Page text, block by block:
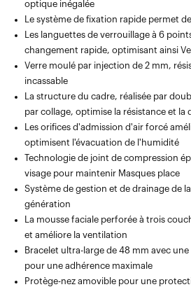
optique inégalée
Le système de fixation rapide permet
Les languettes de verrouillage à 6
changement rapide, optimisant ainsi
Verre moulé par injection de 2 mm,
incassable
La structure du cadre, réalisée par
par collage, optimise la résistance et la
Les orifices d'admission d'air forcé
optimisent l'évacuation de l'humidité
Technologie de joint de compression
visage pour maintenir Masques place
Système de gestion et de drainage de
génération
La mousse faciale perforée à trois
et améliore la ventilation
Bracelet ultra-large de 48 mm avec
pour une adhérence maximale
Protège-nez amovible pour une